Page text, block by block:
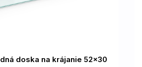
doska na krájanie 52x30